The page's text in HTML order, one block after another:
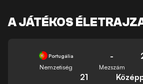
A JÁTÉKOS
Portugália
Nemzetiség
-
Mezszám
21